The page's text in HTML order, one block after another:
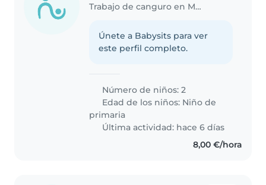
Trabajo de canguro en Murcia
Únete a Babysits para ver
este perfil completo.
Número de niños: 2
Edad de los niños: Niño de
primaria
Última actividad: hace 6 días
8,00 €/hora